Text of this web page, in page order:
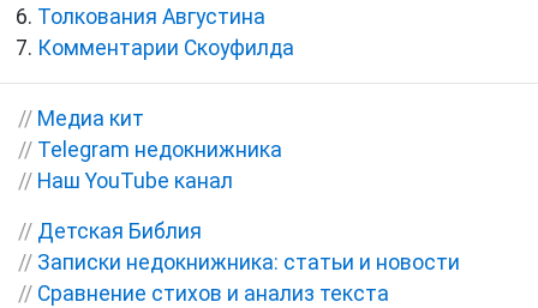
Толкования Августина
Комментарии Скоуфилда
// Медиа кит
// Telegram недокнижника
// Наш YouTube канал
// Детская Библия
// Записки недокнижника: статьи и новости
// Сравнение стихов и анализ текста